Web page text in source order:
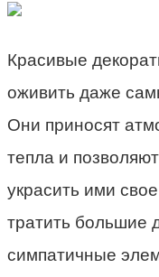
Красивые
оживить даже
Они приносят
тепла и
украсить ими
тратить большие
симпатичные